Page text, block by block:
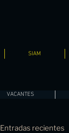
SIAM
VACANTES
Entradas recientes